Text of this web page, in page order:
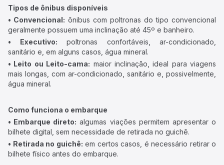
Tipos de ônibus disponíveis
• Convencional: ônibus com poltronas do tipo convencional
geralmente possuem uma inclinação até 45º e banheiro.
• Executivo: poltronas confortáveis, ar-condicionado,
sanitário e, em alguns casos, água mineral.
• Leito ou Leito-cama: maior inclinação, ideal para viagens
mais longas, com ar-condicionado, sanitário e, possivelmente,
água mineral.
Como funciona o embarque
• Embarque direto: algumas viações permitem apresentar o
bilhete digital, sem necessidade de retirada no guichê.
• Retirada no guichê: em certos casos, é necessário retirar o
bilhete físico antes do embarque.